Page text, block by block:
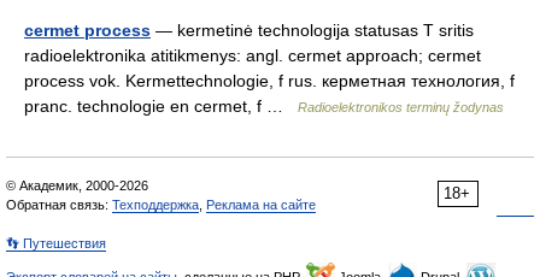
cermet process — kermetinė technologija statusas T sritis
radioelektronika atitikmenys: angl. cermet approach; cermet
process vok. Kermettechnologie, f rus. керметная технология, f
pranc. technologie en cermet, f …
Radioelektronikos terminų žodynas
18+
© Академик, 2000-2026
Обратная связь: Техподдержка Реклама на сайте
👣 Путешествия